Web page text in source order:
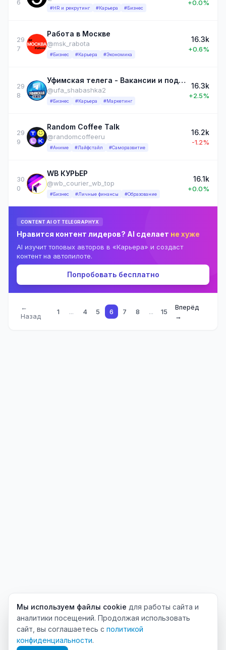
6
#HR и рекрутинг #Карьера #Бизнес
+0.0%
29
7
Работа в Москве
@msk_rabota
#Бизнес #Карьера #Экономика
16.3k
+0.6%
29
8
Уфимская телега - Вакансии и подработка по Уфе и Башкирии | Работа Уфа Башкирия Вахта Удаленк
@ufa_shabashka2
#Бизнес #Карьера #Маркетинг
16.3k
+2.5%
29
9
Random Coffee Talk
@randomcoffeeru
#Аниме #Лайфстайл #Саморазвитие
16.2k
-1.2%
30
0
WB КУРЬЕР
@wb_courier_wb_top
#Бизнес #Личные финансы #Образование
16.1k
+0.0%
CONTENT AI ОТ TELEGRAPHYX
Нравится контент лидеров? AI сделает не хуже
AI изучит топовых авторов в «Карьера» и создаст
контент на автопилоте.
Попробовать бесплатно
←
Назад
1 ... 4 5 6 7 8 ... 15
Вперёд
→
Мы используем файлы cookie для работы сайта и
аналитики посещений. Продолжая использовать
сайт, вы соглашаетесь с политикой
конфиденциальности.